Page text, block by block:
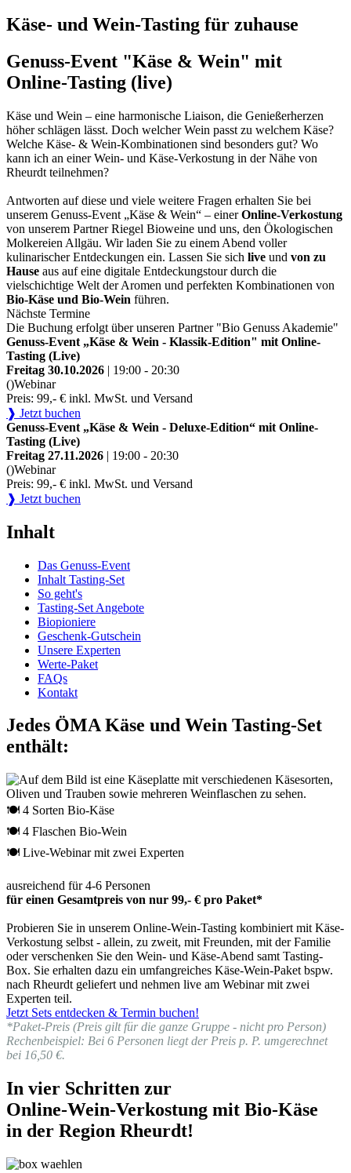
Käse- und Wein-Tasting für zuhause
Genuss-Event "Käse & Wein" mit
Online-Tasting (live)
Käse und Wein – eine harmonische Liaison, die Genießerherzen
höher schlägen lässt. Doch welcher Wein passt zu welchem Käse?
Welche Käse- & Wein-Kombinationen sind besonders gut? Wo
kann ich an einer Wein- und Käse-Verkostung in der Nähe von
Rheurdt teilnehmen?
Antworten auf diese und viele weitere Fragen erhalten Sie bei
unserem Genuss-Event „Käse & Wein“ – einerOnline-Verkostung
von unserem Partner Riegel Bioweine und uns, den Ökologischen
Molkereien Allgäu. Wir laden Sie zu einem Abend voller
kulinarischer Entdeckungen ein. Lassen Sie sich live und von zu
Hause aus auf eine digitale Entdeckungstour durch die
vielschichtige Welt der Aromen und perfekten Kombinationen von
Bio-Käse und Bio-Wein führen.
Nächste Termine
Die Buchung erfolgt über unseren Partner "Bio Genuss Akademie"
Genuss-Event „Käse & Wein - Klassik-Edition" mit Online-
Tasting (Live)
Freitag 30.10.2026 | 19:00 - 20:30
()Webinar
Preis: 99,- € inkl. MwSt. und Versand
❱ Jetzt buchen
Genuss-Event „Käse & Wein - Deluxe-Edition“ mit Online-
Tasting (Live)
Freitag 27.11.2026 | 19:00 - 20:30
()Webinar
Preis: 99,- € inkl. MwSt. und Versand
❱ Jetzt buchen
Inhalt
Das Genuss-Event
Inhalt Tasting-Set
So geht's
Tasting-Set Angebote
Biopioniere
Geschenk-Gutschein
Unsere Experten
Werte-Paket
FAQs
Kontakt
Jedes ÖMA Käse und Wein Tasting-Set
enthält:
🍽 4 Sorten Bio-Käse
🍽 4 Flaschen Bio-Wein
🍽 Live-Webinar mit zwei Experten
ausreichend für 4-6 Personen
für einen Gesamtpreis von nur 99,- € pro Paket*
Probieren Sie in unserem Online-Wein-Tasting kombiniert mit Käse-
Verkostung selbst - allein, zu zweit, mit Freunden, mit der Familie
oder verschenken Sie den Wein- und Käse-Abend samt Tasting-
Box. Sie erhalten dazu ein umfangreiches Käse-Wein-Paket bspw.
nach Rheurdt geliefert und nehmen live am Webinar mit zwei
Experten teil.
Jetzt Sets entdecken & Termin buchen!
*Paket-Preis (Preis gilt für die ganze Gruppe - nicht pro Person)
Rechenbeispiel: Bei 6 Personen liegt der Preis p. P. umgerechnet
bei 16,50 €.
In vier Schritten zur
Online-Wein-Verkostung mit Bio-Käse
in der Region Rheurdt!